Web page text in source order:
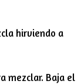
hirviendo a
mezclar. Baja el